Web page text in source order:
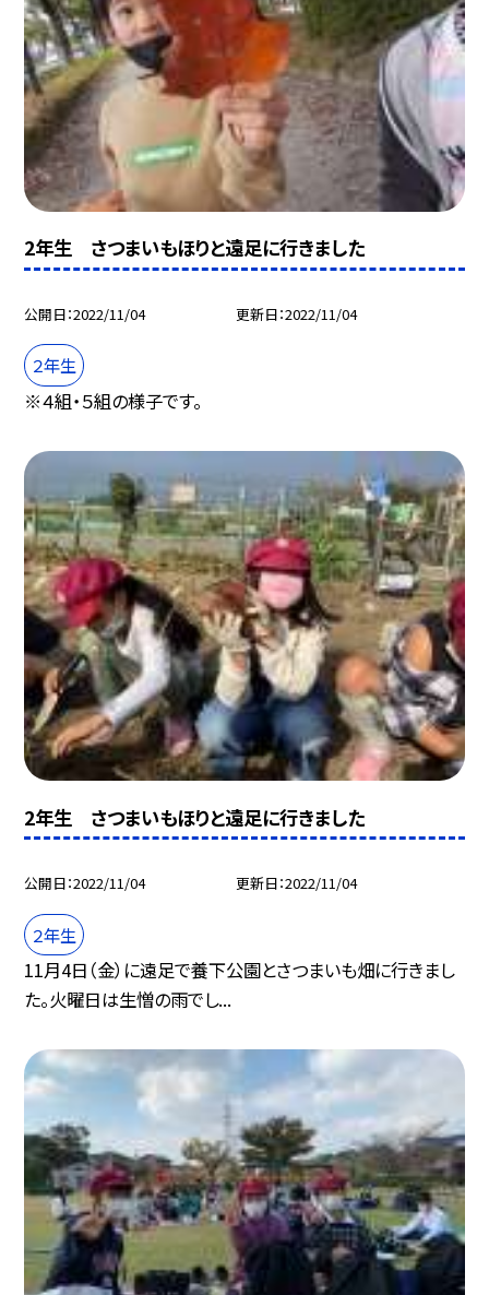
2年生 さつまいもほりと遠足に行きました
公開日 2022/11/04 更新日 2022/11/04
２年生
※４組・５組の様子です。
2年生 さつまいもほりと遠足に行きました
公開日 2022/11/04 更新日 2022/11/04
２年生
11月4日（金）に遠足で養下公園とさつまいも畑に行きまし
た。火曜日は生憎の雨でし...